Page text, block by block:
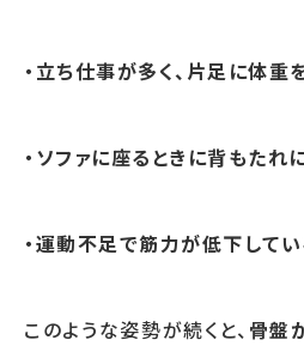
・立ち仕事が多く、片足に体重
・ソファに座るときに背もたれ
・運動不足で筋力が低下してい
このような姿勢が続くと、 骨盤